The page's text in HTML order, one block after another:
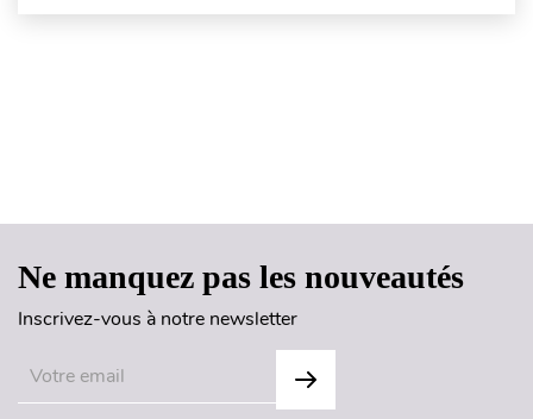
Ne manquez pas les nouveautés
Inscrivez-vous à notre newsletter